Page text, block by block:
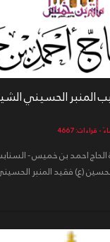
المنبر الحسيني
احمد بن خميس -
(ع) فقيد المنبر